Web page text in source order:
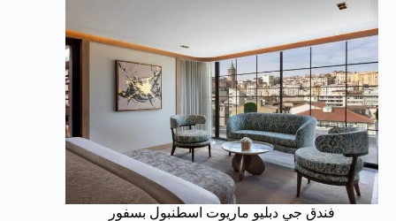
فندق جي دبليو ماريوت اسطنبول بسفور